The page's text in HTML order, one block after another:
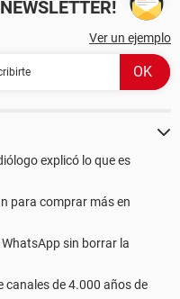
Ver un ejemplo
explicó lo que es
para comprar más en
sin borrar la
canales de 4.000 años de